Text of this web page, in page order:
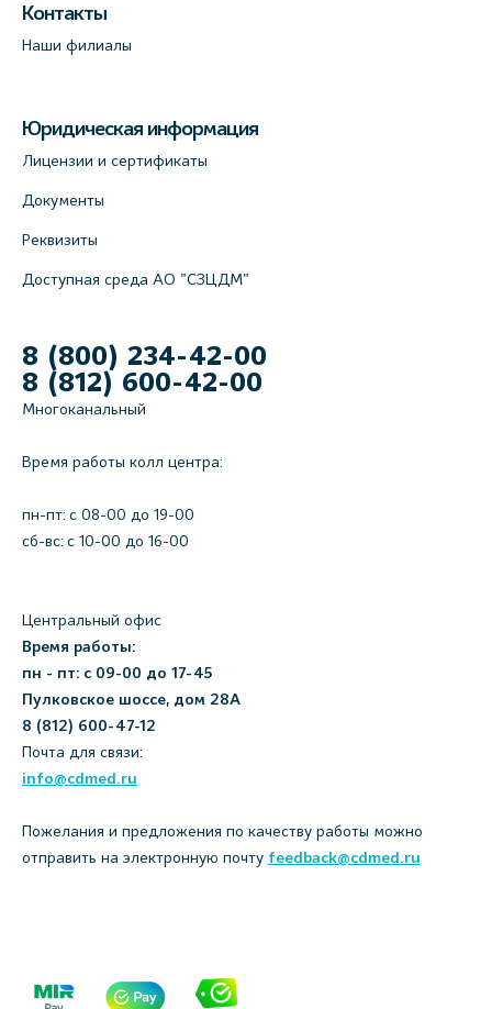
Контакты
Наши филиалы
Юридическая информация
Лицензии и сертификаты
Документы
Реквизиты
Доступная среда АО "СЗЦДМ"
8 (800) 234-42-00
8 (812) 600-42-00
Многоканальный
Время работы колл центра:
пн-пт: c 08-00 до 19-00
сб-вс: с 10-00 до 16-00
Центральный офис
Время работы:
пн - пт: с 09-00 до 17-45
Пулковское шоссе, дом 28А
8 (812) 600-47-12
Почта для связи:
info@cdmed.ru
Пожелания и предложения по качеству работы можно
отправить на электронную почту feedback@cdmed.ru